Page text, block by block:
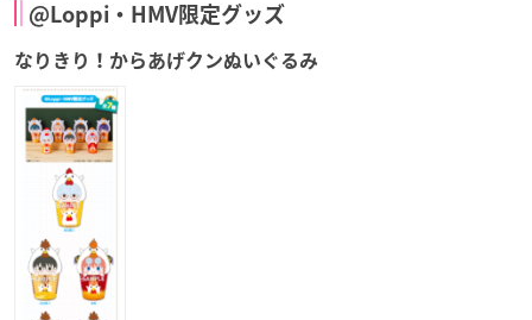
@Loppi・HMV限定グッズ
なりきり！からあげクンぬいぐるみ